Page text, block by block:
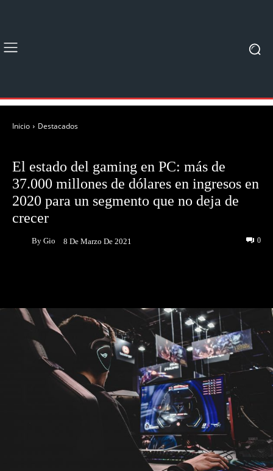
Inicio Destacados
El estado del gaming en PC: más de
37.000 millones de dólares en ingresos en
2020 para un segmento que no deja de
crecer
By Gio 8 De Marzo De 2021 0